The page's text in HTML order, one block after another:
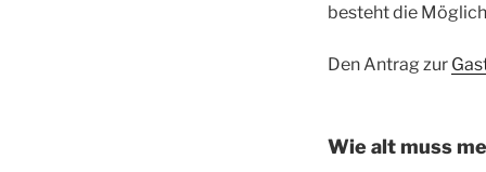
besteht die
Den Antrag zur
Wie alt muss